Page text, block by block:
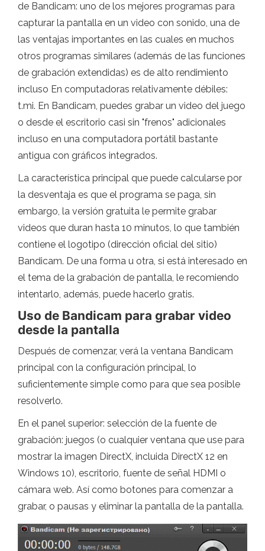
de Bandicam: uno de los mejores programas para
capturar la pantalla en un video con sonido, una de
las ventajas importantes en las cuales en muchos
otros programas similares (además de las funciones
de grabación extendidas) es de alto rendimiento
incluso En computadoras relativamente débiles:
t.mi. En Bandicam, puedes grabar un video del juego
o desde el escritorio casi sin "frenos" adicionales
incluso en una computadora portátil bastante
antigua con gráficos integrados.
La característica principal que puede calcularse por
la desventaja es que el programa se paga, sin
embargo, la versión gratuita le permite grabar
videos que duran hasta 10 minutos, lo que también
contiene el logotipo (dirección oficial del sitio)
Bandicam. De una forma u otra, si está interesado en
el tema de la grabación de pantalla, le recomiendo
intentarlo, además, puede hacerlo gratis.
Uso de Bandicam para grabar video
desde la pantalla
Después de comenzar, verá la ventana Bandicam
principal con la configuración principal, lo
suficientemente simple como para que sea posible
resolverlo.
En el panel superior: selección de la fuente de
grabación: juegos (o cualquier ventana que use para
mostrar la imagen DirectX, incluida DirectX 12 en
Windows 10), escritorio, fuente de señal HDMI o
cámara web. Así como botones para comenzar a
grabar, o pausas y eliminar la pantalla de la pantalla.